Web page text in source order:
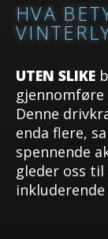
HVA
UTEN SLIKE
gjennomføre
Denne
enda flere,
spennende
gleder oss til